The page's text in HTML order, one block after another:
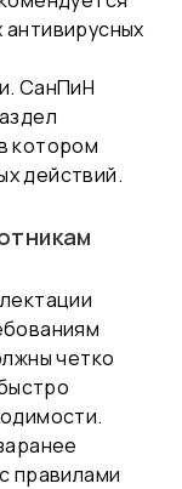
СанПиН
котором
действий.
четко
правилами